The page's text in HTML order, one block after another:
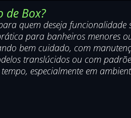
de Box?
quem deseja
para banheiros menores
bem cuidado, com
translúcidos ou com
especialmente em